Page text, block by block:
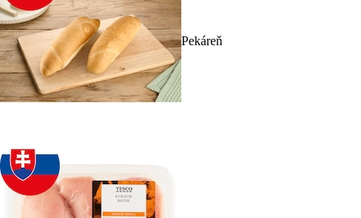
Pekáreň